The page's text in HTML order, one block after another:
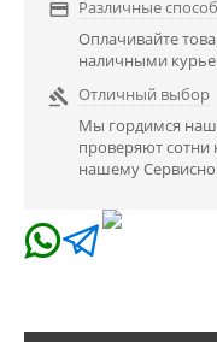
 Различные
Оплачивайте
наличными
 Отличный выбор
Мы гордимся
проверяют сотни
нашему